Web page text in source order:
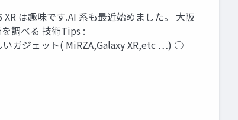
は趣味です.AI 系も最近始めました。 大阪
調べる 技術Tips :
ガジェット( MiRZA,Galaxy XR,etc …) ○